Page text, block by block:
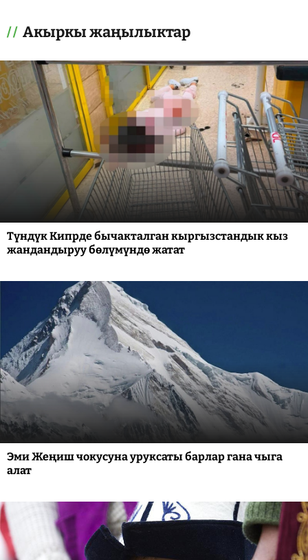
Акыркы жаңылыктар
Түндүк Кипрде бычакталган кыргызстандык кыз
жандандыруу бөлүмүндө жатат
Эми Жеңиш чокусуна уруксаты барлар гана чыга
алат